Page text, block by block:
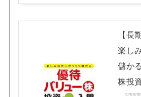
【長
楽し
儲か
株投